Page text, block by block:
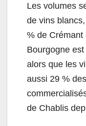
Les volumes
de vins
% de Crémant
Bourgogne
alors que les
aussi 29 %
de Chablis